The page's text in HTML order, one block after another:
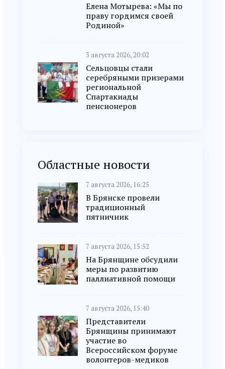
Елена Мотырева: «Мы по
праву гордимся своей
Родиной»
3 августа 2026, 20:02
Сельцовцы стали
серебряными призерами
региональной
Спартакиады
пенсионеров
Областные новости
7 августа 2026, 16:25
В Брянске провели
традиционный
пятничник
7 августа 2026, 15:52
На Брянщине обсудили
меры по развитию
паллиативной помощи
7 августа 2026, 15:40
Представители
Брянщины принимают
участие во
Всероссийском форуме
волонтеров-медиков